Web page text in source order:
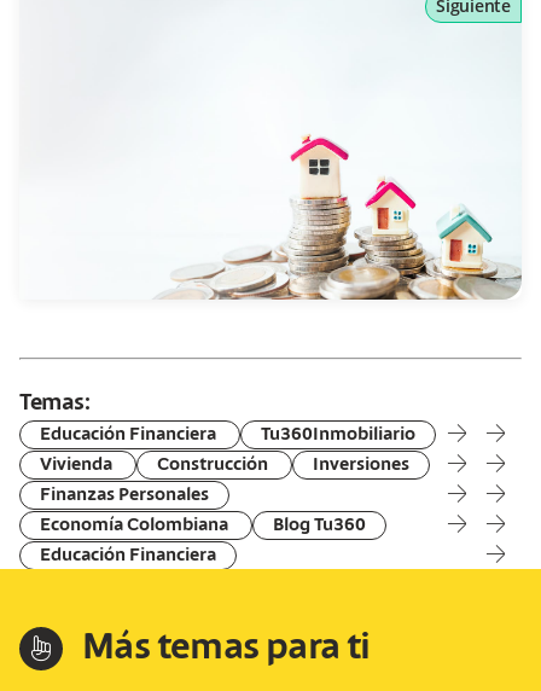
Siguiente
Temas:
Educación Financiera arrow-right
Tu360Inmobiliario arrow-right
Vivienda arrow-right
Construcción arrow-right
Inversiones
arrow-right
Finanzas Personales arrow-right
Economía Colombiana arrow-right
Blog Tu360 arrow-right
Educación Financiera arrow-right
hand-index Más temas para ti